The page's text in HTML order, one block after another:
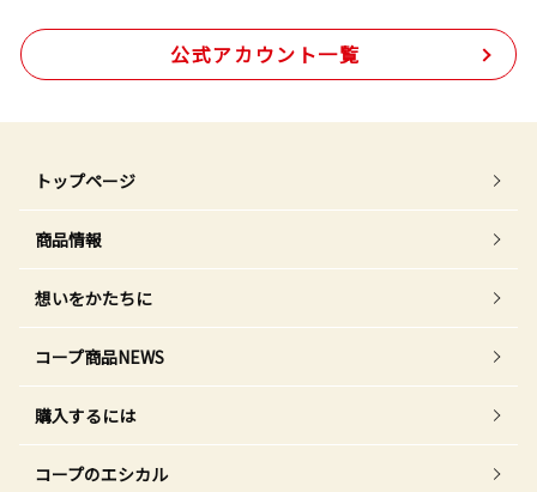
公式アカウント一覧
トップページ
商品情報
想いをかたちに
コープ商品NEWS
購入するには
コープのエシカル